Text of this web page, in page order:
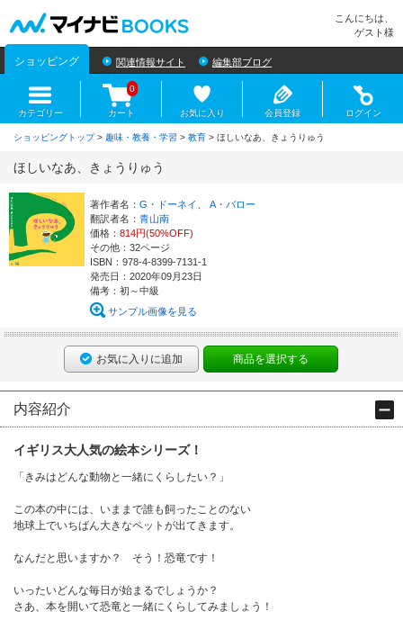
こんにちは、
ゲスト様
ショッピング 関連情報サイト 編集部ブログ
カテゴリー カート
0
お気に入り 会員登録 ログイン
ショッピングトップ> 趣味・教養・学習 > 教育 > ほしいなあ、きょうりゅう
ほしいなあ、きょうりゅう
著作者名： G・ドーネイ
A・バロー
翻訳者名： 青山南
価格： 814円(50%OFF)
その他：32ページ
ISBN：978-4-8399-7131-1
発売日：2020年09月23日
備考：初～中級
サンプル画像を見る
お気に入りに追加 商品を選択する
内容紹介
イギリス大人気の絵本シリーズ！
「きみはどんな動物と一緒にくらしたい？」
この本の中には、いままで誰も飼ったことのない
地球上でいちばん大きなペットが出てきます。
なんだと思いますか？ そう！恐竜です！
いったいどんな毎日が始まるでしょうか？
さあ、本を開いて恐竜と一緒にくらしてみましょう！